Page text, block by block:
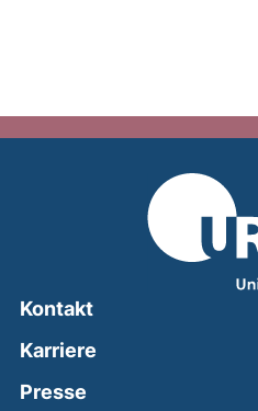
Kontakt
Karriere
Presse